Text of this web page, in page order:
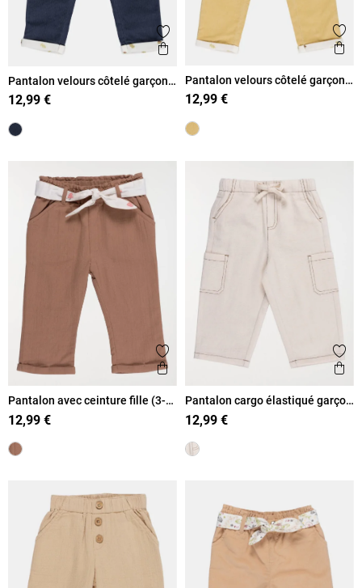
Ajouter aux favoris
Aperçu rapide
Pantalon velours côtelé garçon
(3-36M)
12,99 €
Pantalon velours côtelé garçon
(3-36M)
12,99 €
Ajouter aux favoris
Aperçu rapide
Pantalon avec ceinture fille (3-
36M)
12,99 €
Pantalon cargo élastiqué garçon
(6-36M)
12,99 €